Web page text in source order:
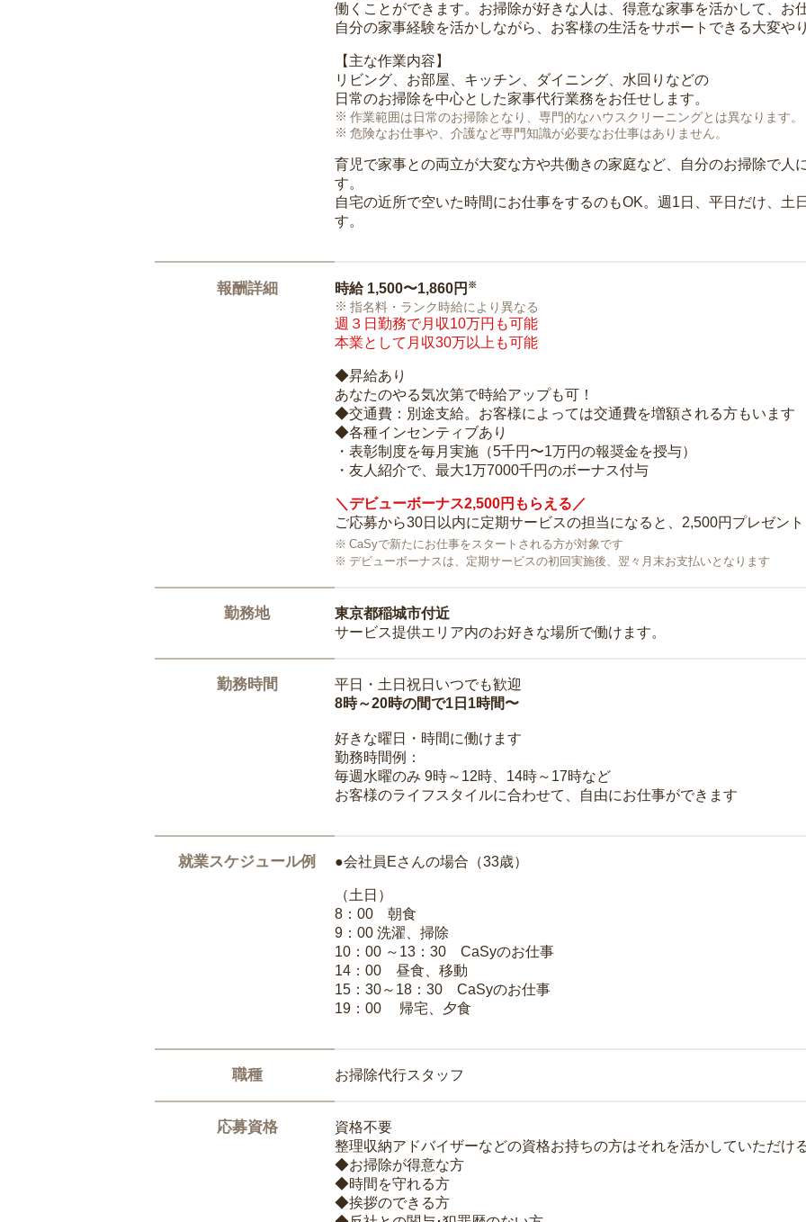
働くことができます。お掃除が好きな人は、得意な家事を活かして、お
自分の家事経験を活かしながら、お客様の生活をサポートできる大変や
【主な作業内容】
リビング、お部屋、キッチン、ダイニング、水回りなどの
日常のお掃除を中心とした家事代行業務をお任せします。
作業範囲は日常のお掃除となり、専門的なハウスクリーニングとは異なります。
危険なお仕事や、介護など専門知識が必要なお仕事はありません。
育児で家事との両立が大変な方や共働きの家庭など、自分のお掃除で人
す。
自宅の近所で空いた時間にお仕事をするのもOK。週1日、平日だけ、土
す。
報酬詳細 時給 1,500〜1,860円 ※
指名料・ランク時給により異なる
週３日勤務で月収10万円も可能
本業として月収30万以上も可能
◆昇給あり
あなたのやる気次第で時給アップも可！
◆交通費：別途支給。お客様によっては交通費を増額される方もいます
◆各種インセンティブあり
・表彰制度を毎月実施（5千円〜1万円の報奨金を授与）
・友人紹介で、最大1万7000千円のボーナス付与
＼デビューボーナス2,500円もらえる／
ご応募から30日以内に定期サービスの担当になると、2,500円プレゼント
CaSyで新たにお仕事をスタートされる方が対象です
デビューボーナスは、定期サービスの初回実施後、翌々月末お支払いとなります
勤務地
東京都稲城市付近
サービス提供エリア内のお好きな場所で働けます。
勤務時間
平日・土日祝日いつでも歓迎
8時～20時の間で1日1時間〜
好きな曜日・時間に働けます
勤務時間例：
毎週水曜のみ 9時～12時、14時～17時など
お客様のライフスタイルに合わせて、自由にお仕事ができます
就業スケジュール例 ●会社員Eさんの場合（33歳）
（土日）
8：00 朝食
9：00 洗濯、掃除
10：00 ～13：30 CaSyのお仕事
14：00 昼食、移動
15：30～18：30 CaSyのお仕事
19：00 帰宅、夕食
職種 お掃除代行スタッフ
応募資格
資格不要
整理収納アドバイザーなどの資格お持ちの方はそれを活かしていただけ
◆お掃除が得意な方
◆時間を守れる方
◆挨拶のできる方